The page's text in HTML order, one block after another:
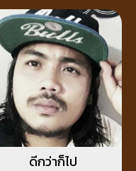
ดีกว่าก็ไป